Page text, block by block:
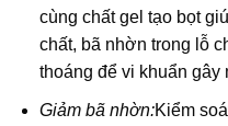
cùng chất gel tạo bọt
chất, bã nhờn trong lỗ
thoáng để vi khuẩn gây
Giảm bã nhờn:Kiểm